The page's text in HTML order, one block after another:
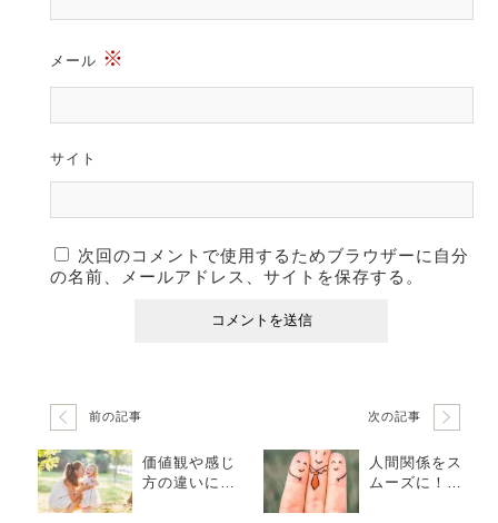
メール ※
サイト
次回のコメントで使用するためブラウザーに自分
の名前、メールアドレス、サイトを保存する。
前の記事
価値観や感じ
方の違いに悩
次の記事
人間関係をス
ムーズに！３